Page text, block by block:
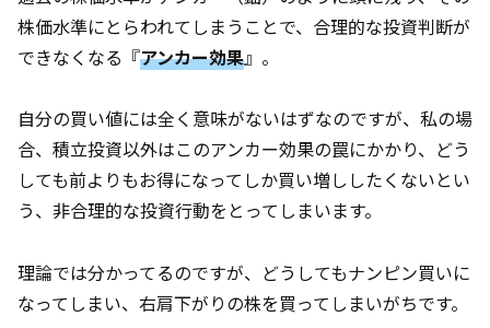
株価水準にとらわれてしまうことで、合理的な投資判断が
できなくなる『アンカー効果』。
自分の買い値には全く意味がないはずなのですが、私の場
合、積立投資以外はこのアンカー効果の罠にかかり、どう
しても前よりもお得になってしか買い増ししたくないとい
う、非合理的な投資行動をとってしまいます。
理論では分かってるのですが、どうしてもナンピン買いに
なってしまい、右肩下がりの株を買ってしまいがちです。